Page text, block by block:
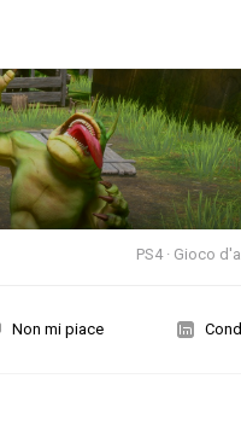
PS4 · Gioco
Non mi piace